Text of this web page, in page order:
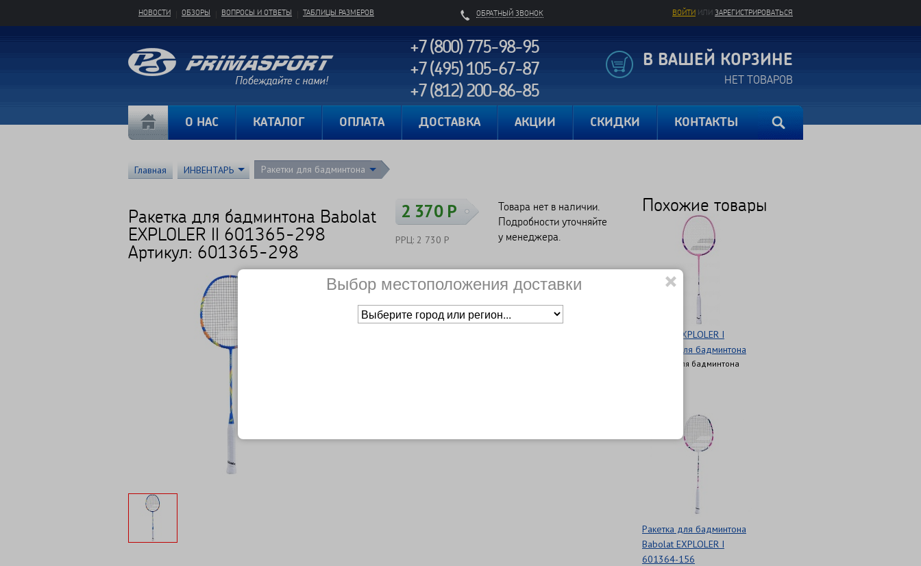
ОБРАТНЫЙ ЗВОНОК ВОЙТИ ИЛИ ЗАРЕГИСТРИРОВАТЬСЯ
НОВОСТИ ОБЗОРЫ ВОПРОСЫ И ОТВЕТЫ ТАБЛИЦЫ РАЗМЕРОВ
+7 (800) 775-98-95
+7 (495) 105-67-87
+7 (812) 200-86-85
В ВАШЕЙ КОРЗИНЕ
НЕТ ТОВАРОВ
О НАС КАТАЛОГ ОПЛАТА ДОСТАВКА АКЦИИ СКИДКИ КОНТАКТЫ
Главная ИНВЕНТАРЬ Ракетки для бадминтона
Ракетка для бадминтона Babolat
EXPLOLER II 601365-298
Артикул: 601365-298
2 370 Р
РРЦ: 2 730 Р
Товара нет в наличии.
Подробности уточняйте
у менеджера.
Сравнить Нет в наличии
Основное о товаре
Похожие товары
Babolat EXPLOLER I
Ракетка для бадминтона
Ракетки для бадминтона
Ракетка для бадминтона
Babolat EXPLOLER I
601364-156
Выбор местоположения доставки